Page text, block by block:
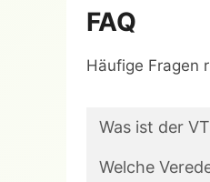
FAQ
Häufige Fragen
Was ist der
Welche